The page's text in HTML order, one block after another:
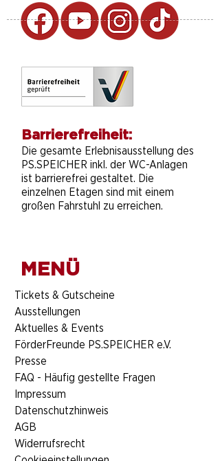
Barrierefreiheit:
Die gesamte Erlebnisausstellung des
PS.SPEICHER inkl. der WC-Anlagen
ist barrierefrei gestaltet. Die
einzelnen Etagen sind mit einem
großen Fahrstuhl zu erreichen.
MENÜ
​Tickets & Gutscheine
Ausstellungen
Aktuelles & Events
FörderFreunde PS.SPEICHER e.V.
Presse
FAQ - Häufig gestellte Fragen
Impressum
Datenschutzhinweis
AGB
Widerrufsrecht